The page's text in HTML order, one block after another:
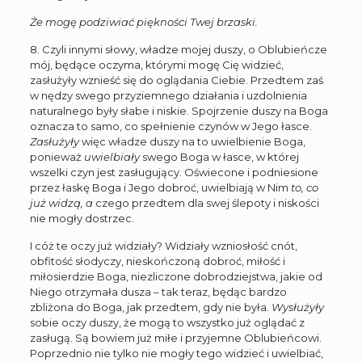
Że mogę podziwiać piękności Twej brzaski.
8. Czyli innymi słowy, władze mojej duszy, o Oblubieńcze
mój, będące oczyma, którymi mogę Cię widzieć,
zasłużyły wznieść się do oglądania Ciebie. Przedtem zaś
w nędzy swego przyziemnego działania i uzdolnienia
naturalnego były słabe i niskie. Spojrzenie duszy na Boga
oznacza to samo, co spełnienie czynów w Jego łasce.
Zasłużyływięc władze duszy na to uwielbienie Boga,
ponieważ uwielbiałyswego Boga w łasce, w której
wszelki czyn jest zasługujący. Oświecone i podniesione
przez łaskę Boga i Jego dobroć, uwielbiają w Nim to, co
już widzą, aczego przedtem dla swej ślepoty i niskości
nie mogły dostrzec.
I cóż te oczy już widziały? Widziały wzniosłość cnót,
obfitość słodyczy, nieskończoną dobroć, miłość i
miłosierdzie Boga, niezliczone dobrodziejstwa, jakie od
Niego otrzymała dusza – tak teraz, będąc bardzo
zbliżona do Boga, jak przedtem, gdy nie była. Wysłużyły
sobie oczy duszy, że mogą to wszystko już oglądać z
zasługą. Są bowiem już miłe i przyjemne Oblubieńcowi.
Poprzednio nie tylko nie mogły tego widzieć i uwielbiać,